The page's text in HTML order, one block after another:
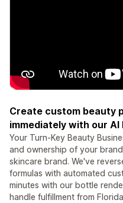
Create custom beauty
immediately with our AI
Your Turn-Key Beauty
and ownership of your
skincare brand. We've
formulas with automated
minutes with our bottle
handle fulfillment from